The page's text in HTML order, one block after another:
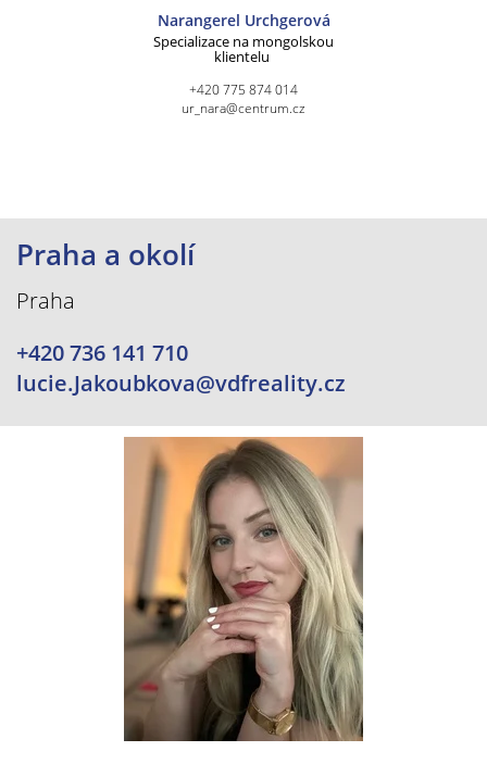
Narangerel Urchgerová
Specializace na mongolskou
klientelu
+420 775 874 014
ur_nara@centrum.cz
Praha a okolí
Praha
+420 736 141 710
lucie.Jakoubkova@vdfreality.cz